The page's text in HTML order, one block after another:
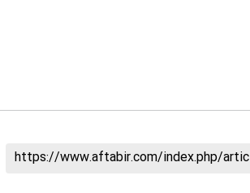
https://www.aftabir.com/index.php/